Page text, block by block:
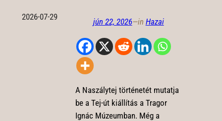
2026-07-29
jún 22, 2026—in Hazai
A Naszálytej történetét mutatja
be a Tej-út kiállítás a Tragor
Ignác Múzeumban. Még a